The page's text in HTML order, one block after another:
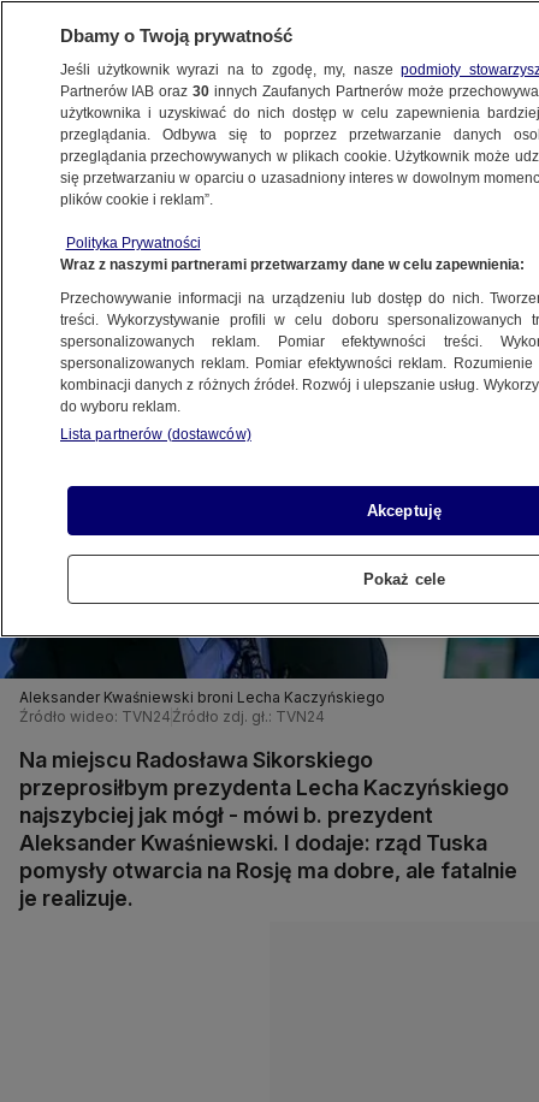
POLSKA
30.11.2007, 21:21Aktualizacja:1.12.2007, 01:10
Udostępnij
Aleksander Kwaśniewski broni Lecha Kaczyńskiego
Źródło wideo: TVN24 Źródło zdj. gł.: TVN24
Na miejscu Radosława Sikorskiego
przeprosiłbym prezydenta Lecha Kaczyńskiego
najszybciej jak mógł - mówi b. prezydent
Aleksander Kwaśniewski. I dodaje: rząd Tuska
pomysły otwarcia na Rosję ma dobre, ale fatalnie
je realizuje.
Dbamy o Twoją prywatność
Jeśli użytkownik wyrazi na to zgodę, my, naszepodmioty
Partnerów IAB oraz30 innych Zaufanych Partnerów może
użytkownika i uzyskiwać do nich dostęp w celu zapewnienia
przeglądania. Odbywa się to poprzez przetwarzanie danych
przeglądania przechowywanych w plikach cookie. Użytkownik może
się przetwarzaniu w oparciu o uzasadniony interes w dowolnym
plików cookie i reklam”.
Polityka Prywatności
Wraz z naszymi partnerami przetwarzamy dane w celu zapewnienia:
Przechowywanie informacji na urządzeniu lub dostęp do nich.
treści. Wykorzystywanie profili w celu doboru spersonalizowanych
spersonalizowanych reklam. Pomiar efektywności treści.
spersonalizowanych reklam. Pomiar efektywności reklam.
kombinacji danych z różnych źródeł. Rozwój i ulepszanie usług.
do wyboru reklam.
Lista partnerów (dostawców)
Akceptuję
Pokaż cele